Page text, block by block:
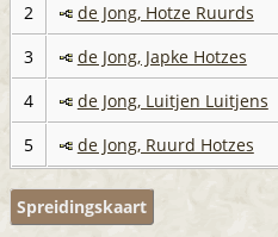
2
de Jong, Hotze Ruurds
3
de Jong, Japke Hotzes
4
de Jong, Luitjen Luitjens
5
de Jong, Ruurd Hotzes
Spreidingskaart